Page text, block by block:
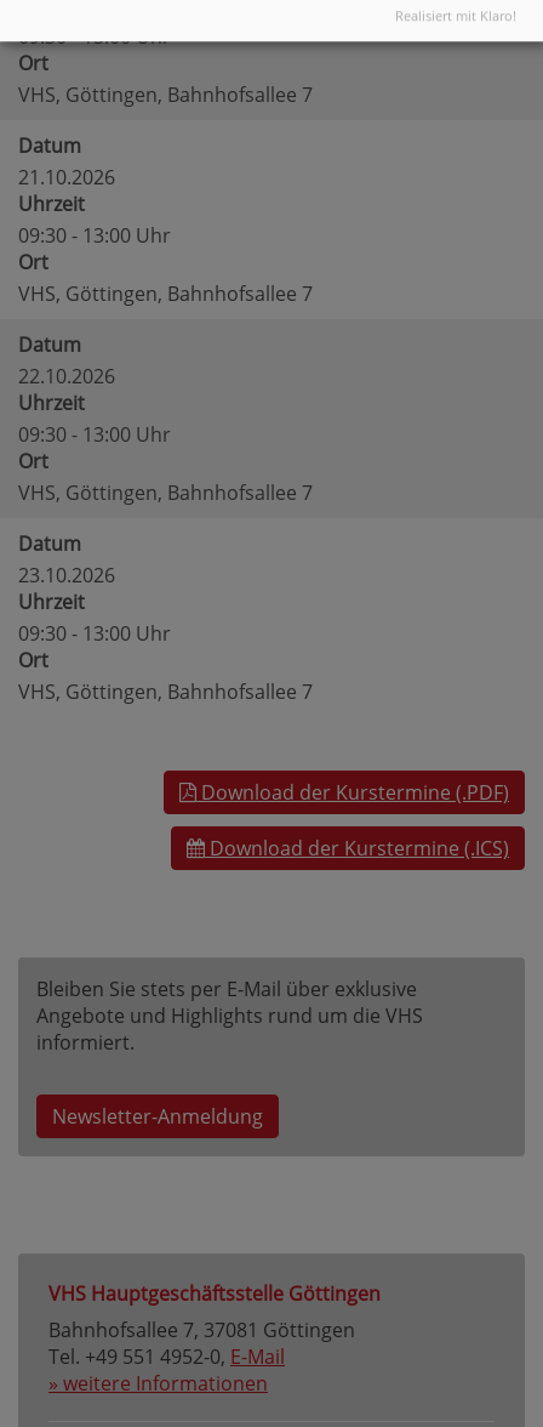
09:30 - 13:00 Uhr
Ort
VHS, Göttingen, Bahnhofsallee 7
Datum
21.10.2026
Uhrzeit
09:30 - 13:00 Uhr
Ort
VHS, Göttingen, Bahnhofsallee 7
Datum
22.10.2026
Uhrzeit
09:30 - 13:00 Uhr
Ort
VHS, Göttingen, Bahnhofsallee 7
Datum
23.10.2026
Uhrzeit
09:30 - 13:00 Uhr
Ort
VHS, Göttingen, Bahnhofsallee 7
Download der Kurstermine (.PDF)
Download der Kurstermine (.ICS)
Bleiben Sie stets per E-Mail über exklusive
Angebote und Highlights rund um die VHS
informiert.
Newsletter-Anmeldung
VHS Hauptgeschäftsstelle Göttingen
Bahnhofsallee 7, 37081 Göttingen
Tel. +49 551 4952-0, E-Mail
» weitere Informationen
Realisiert mit Klaro!